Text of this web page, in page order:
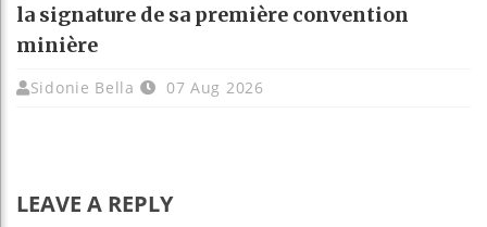
la signature de sa première convention
minière
Sidonie Bella 07 Aug 2026
LEAVE A REPLY